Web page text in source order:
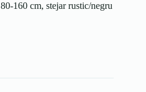
160 cm, stejar rustic/negru